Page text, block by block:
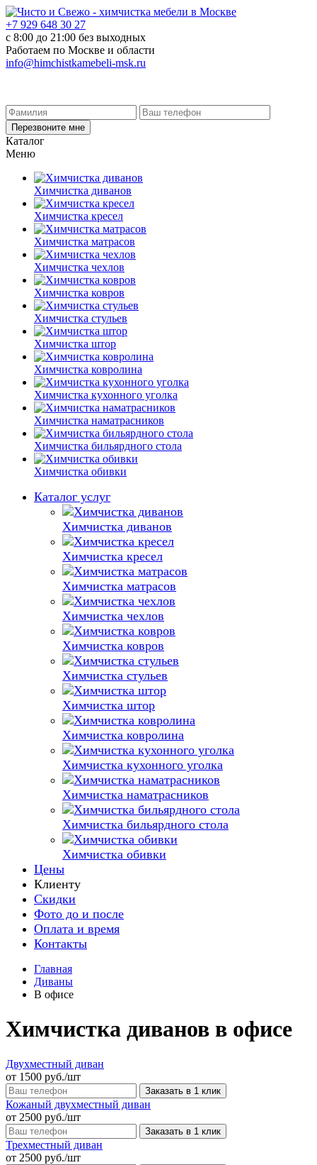
+7 929 648 30 27
с 8:00 до 21:00 без выходных
Работаем по Москве и области
info@himchistkamebeli-msk.ru
Перезвоните мне
Каталог
Меню
Химчистка диванов
Химчистка кресел
Химчистка матрасов
Химчистка чехлов
Химчистка ковров
Химчистка стульев
Химчистка штор
Химчистка ковролина
Химчистка кухонного уголка
Химчистка наматрасников
Химчистка бильярдного стола
Химчистка обивки
Каталог услуг
Химчистка диванов
Химчистка кресел
Химчистка матрасов
Химчистка чехлов
Химчистка ковров
Химчистка стульев
Химчистка штор
Химчистка ковролина
Химчистка кухонного уголка
Химчистка наматрасников
Химчистка бильярдного стола
Химчистка обивки
Цены
Клиенту
Скидки
Фото до и после
Оплата и время
Контакты
Главная
Диваны
В офисе
Химчистка диванов в офисе
Двухместный диван
от 1500 руб./шт
Заказать в 1 клик
Кожаный двухместный диван
от 2500 руб./шт
Заказать в 1 клик
Трехместный диван
от 2500 руб./шт